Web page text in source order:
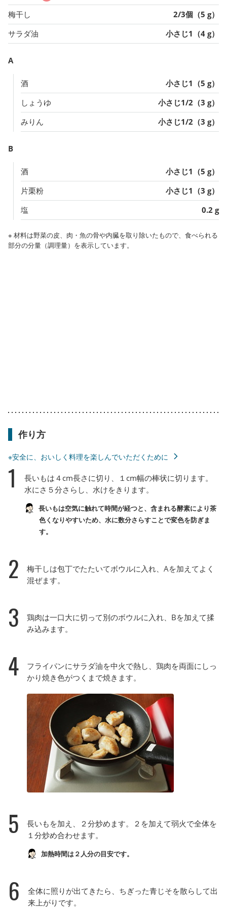
梅干し
2/3個（5 g）
サラダ油
小さじ1（4 g）
A
酒
小さじ1（5 g）
しょうゆ
小さじ1/2（3 g）
みりん
小さじ1/2（3 g）
B
酒
小さじ1（5 g）
片栗粉
小さじ1（3 g）
塩
0.2 g
※ 材料は野菜の皮、肉・魚の骨や内臓を取り除いたもので、食べられる
部分の分量（調理量）を表示しています。
作り方
※安全に、おいしく料理を楽しんでいただくために
1
長いもは４cm長さに切り、１cm幅の棒状に切ります。
水にさ５分さらし、水けをきります。
長いもは空気に触れて時間が経つと、含まれる酵素により茶
色くなりやすいため、水に数分さらすことで変色を防ぎま
す。
2
梅干しは包丁でたたいてボウルに入れ、Aを加えてよく
混ぜます。
3
鶏肉は一口大に切って別のボウルに入れ、Bを加えて揉
み込みます。
4
フライパンにサラダ油を中火で熱し、鶏肉を両面にしっ
かり焼き色がつくまで焼きます。
5
長いもを加え、２分炒めます。２を加えて弱火で全体を
１分炒め合わせます。
加熱時間は２人分の目安です。
6
全体に照りが出てきたら、ちぎった青じそを散らして出
来上がりです。